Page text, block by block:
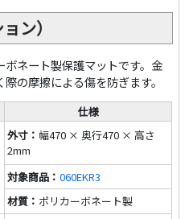
ン）
ネート製保護マットです。金
の摩擦による傷を防ぎます。
仕様
外寸： 幅470 × 奥行470 × 高さ
2mm
対象商品：060EKR3
材質： ポリカーボネート製